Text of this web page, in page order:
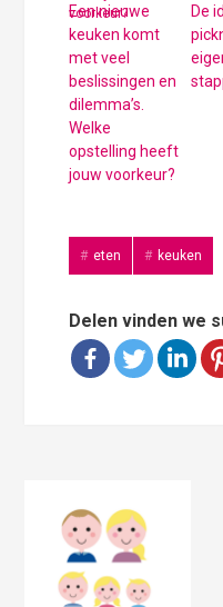
Een nieuwe
keuken komt
met veel
beslissingen en
dilemma’s.
Welke
opstelling heeft
jouw voorkeur?
De
eten keuken
Delen vinden we